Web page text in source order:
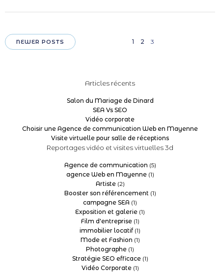
Posts
navigation
NEWER POSTS Page
1 Page
2 Page
3
Articles récents
Salon du Mariage de Dinard
SEA Vs SEO
Vidéo corporate
Choisir une Agence de communication Web en Mayenne
Visite virtuelle pour salle de réceptions
Reportages vidéo et visites virtuelles 3d
Agence de communication (5)
agence Web en Mayenne(1)
Artiste(2)
Booster son référencement (1)
campagne SEA (1)
Exposition et galerie (1)
Film d'entreprise(1)
immobilier locatif(1)
Mode et Fashion (1)
Photographe (1)
Stratégie SEO efficace(1)
Vidéo Corporate(1)